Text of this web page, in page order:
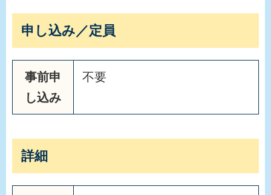
申し込み／定員
事前申
し込み
不要
詳細